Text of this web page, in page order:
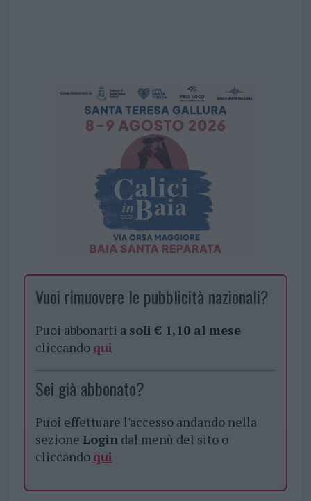
Vuoi rimuovere le pubblicità nazionali?
Puoi abbonarti a soli € 1,10 al mese
cliccando qui
Sei già abbonato?
Puoi effettuare l'accesso andando nella
sezione Logindal menù del sito o
cliccando qui